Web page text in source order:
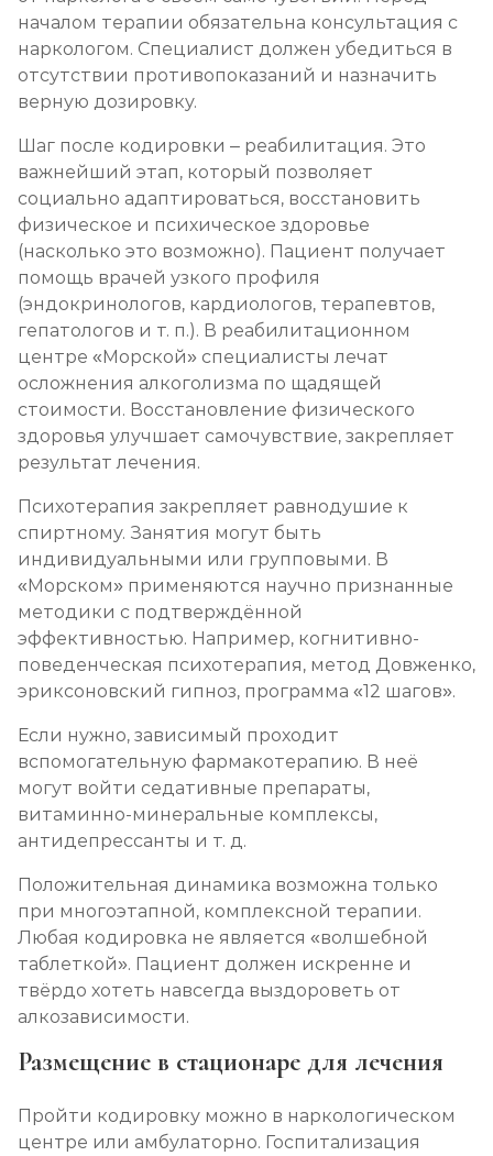
от 3 200 ₽ Записаться
Социализация алкоголиков
началом терапии обязательна консультация с
наркологом. Специалист должен убедиться в
отсутствии противопоказаний и назначить
верную дозировку.
Шаг после кодировки – реабилитация. Это
важнейший этап, который позволяет
социально адаптироваться, восстановить
физическое и психическое здоровье
(насколько это возможно). Пациент получает
помощь врачей узкого профиля
(эндокринологов, кардиологов, терапевтов,
гепатологов и т. п.). В реабилитационном
центре «Морской» специалисты лечат
осложнения алкоголизма по щадящей
стоимости. Восстановление физического
здоровья улучшает самочувствие, закрепляет
результат лечения.
Психотерапия закрепляет равнодушие к
спиртному. Занятия могут быть
индивидуальными или групповыми. В
«Морском» применяются научно признанные
методики с подтверждённой
эффективностью. Например, когнитивно-
поведенческая психотерапия, метод Довженко,
эриксоновский гипноз, программа «12 шагов».
Если нужно, зависимый проходит
вспомогательную фармакотерапию. В неё
могут войти седативные препараты,
витаминно-минеральные комплексы,
антидепрессанты и т. д.
Положительная динамика возможна только
при многоэтапной, комплексной терапии.
Любая кодировка не является «волшебной
таблеткой». Пациент должен искренне и
твёрдо хотеть навсегда выздороветь от
алкозависимости.
Размещение в стационаре для лечения
Пройти кодировку можно в наркологическом
центре или амбулаторно. Госпитализация